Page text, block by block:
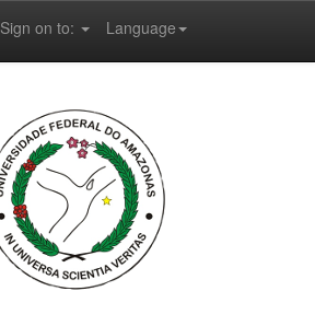
Language
Sign on to: